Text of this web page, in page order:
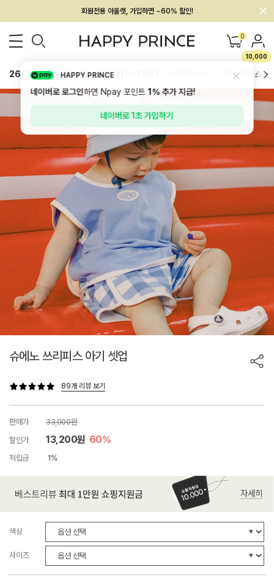
0
10,000
26SS 신상 BEST BABY[6~12M] 하의/레깅스
슈에노 쓰리피스 아기 셋업
89개 리뷰 보기
판매가
33,000원
할인가
13,200원 60%
적립금 1%
색상
사이즈
HAPPY PRINCE
네이버로 로그인하면 Npay 포인트1%추가 지급!
네이버로 1초 가입하기